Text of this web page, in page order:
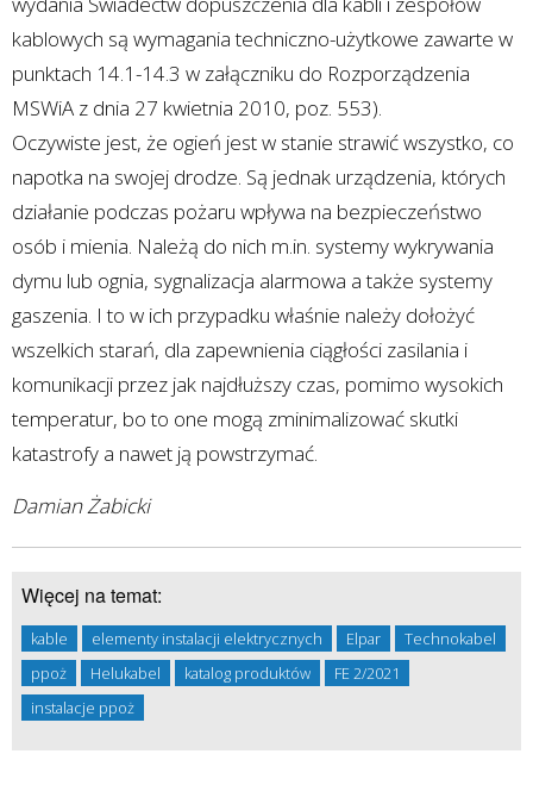
kablowych są wymagania techniczno-użytkowe zawarte w
punktach 14.1-14.3 w załączniku do Rozporządzenia
MSWiA z dnia 27 kwietnia 2010, poz. 553).
Oczywiste jest, że ogień jest w stanie strawić wszystko, co
napotka na swojej drodze. Są jednak urządzenia, których
działanie podczas pożaru wpływa na bezpieczeństwo
osób i mienia. Należą do nich m.in. systemy wykrywania
dymu lub ognia, sygnalizacja alarmowa a także systemy
gaszenia. I to w ich przypadku właśnie należy dołożyć
wszelkich starań, dla zapewnienia ciągłości zasilania i
komunikacji przez jak najdłuższy czas, pomimo wysokich
temperatur, bo to one mogą zminimalizować skutki
katastrofy a nawet ją powstrzymać.
Damian Żabicki
Więcej na temat:
kable elementy instalacji elektrycznych Elpar
Technokabel
ppoż
Helukabel katalog produktów
FE 2/2021
instalacje ppoż